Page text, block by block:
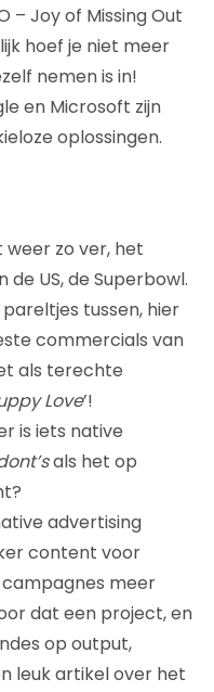
– Joy of Missing Out
hoef je niet meer
nemen is in!
en Microsoft zijn
oplossingen.
weer zo ver, het
US, de Superbowl.
tussen, hier
commercials van
als terechte
Love’!
is iets native
als het op
advertising
content voor
meer
dat een project, en
op output,
leuk artikel over het